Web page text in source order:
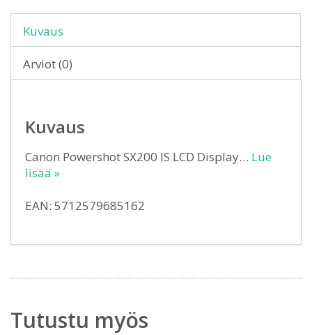
Kuvaus
Arviot (0)
Kuvaus
Canon Powershot SX200 IS LCD Display… Lue
lisää »
EAN: 5712579685162
Tutustu myös